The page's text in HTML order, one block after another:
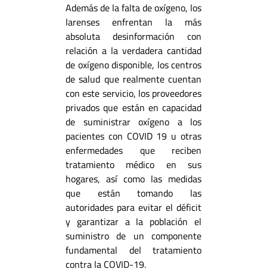
Además de la falta de oxígeno, los
larenses enfrentan la más
absoluta desinformación con
relación a la verdadera cantidad
de oxígeno disponible, los centros
de salud que realmente cuentan
con este servicio, los proveedores
privados que están en capacidad
de suministrar oxígeno a los
pacientes con COVID 19 u otras
enfermedades que reciben
tratamiento médico en sus
hogares, así como las medidas
que están tomando las
autoridades para evitar el déficit
y garantizar a la población el
suministro de un componente
fundamental del tratamiento
contra la COVID-19.